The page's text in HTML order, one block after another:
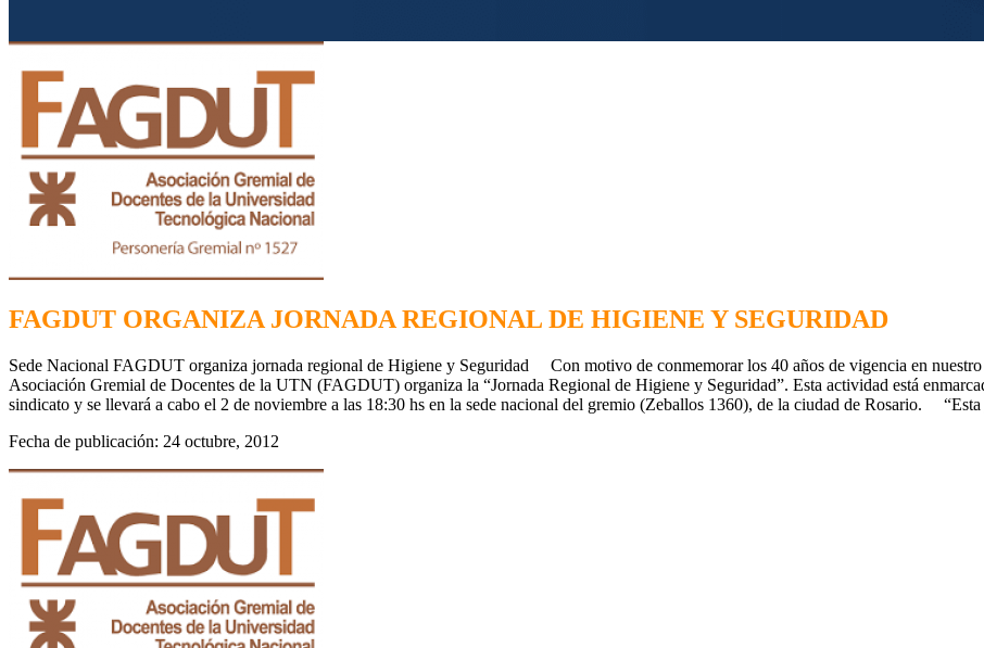
FAGDUT ORGANIZA JORNADA REGIONAL DE HIGIENE Y SEGURIDAD
Sede Nacional FAGDUT organiza jornada regional de Higiene y Seguridad Con motivo de conmemorar los 40 años de vigencia en
Asociación Gremial de Docentes de la UTN (FAGDUT) organiza la “Jornada Regional de Higiene y Seguridad”. Esta actividad está
sindicato y se llevará a cabo el 2 de noviembre a las 18:30 hs en la sede nacional del gremio (Zeballos 1360), de la ciudad de Rosario.
Fecha de publicación: 24 octubre, 2012